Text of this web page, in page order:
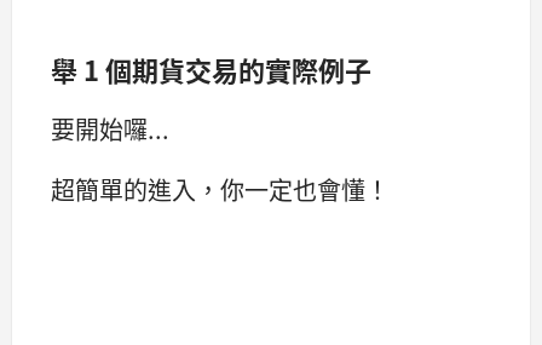
舉 1 個期貨交易的實際例子
要開始囉...
超簡單的進入，你一定也會懂！